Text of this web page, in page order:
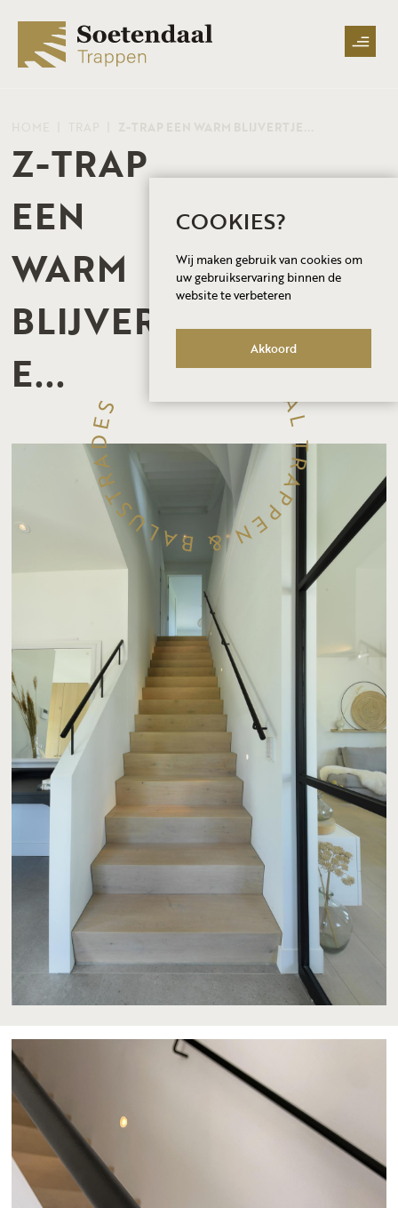
Z-TRAP
EEN
WARM
BLIJVERTJ
E...
COOKIES?
Wij maken gebruik van cookies om
uw gebruikservaring binnen de
website te verbeteren
Akkoord